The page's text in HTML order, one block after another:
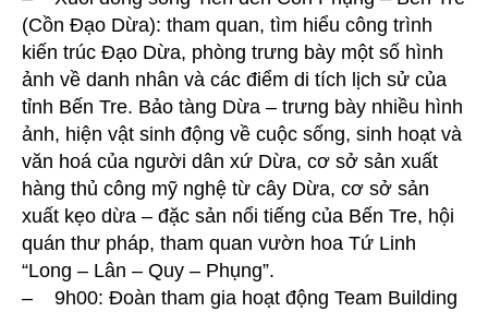
(Cồn Đạo Dừa): tham quan, tìm hiểu công trình
kiến trúc Đạo Dừa, phòng trưng bày một số hình
ảnh về danh nhân và các điểm di tích lịch sử của
tỉnh Bến Tre. Bảo tàng Dừa – trưng bày nhiều hình
ảnh, hiện vật sinh động về cuộc sống, sinh hoạt và
văn hoá của người dân xứ Dừa, cơ sở sản xuất
hàng thủ công mỹ nghệ từ cây Dừa, cơ sở sản
xuất kẹo dừa – đặc sản nổi tiếng của Bến Tre, hội
quán thư pháp, tham quan vườn hoa Tứ Linh
“Long – Lân – Quy – Phụng”.
– 9h00: Đoàn tham gia hoạt động Team Building